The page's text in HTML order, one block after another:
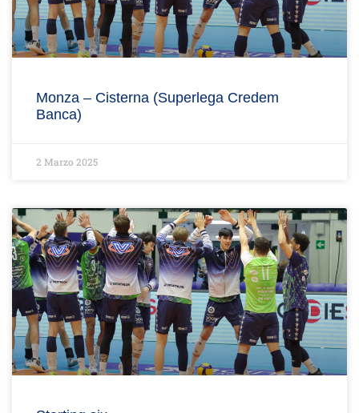
Monza – Cisterna (Superlega Credem
Banca)
2 Marzo 2025